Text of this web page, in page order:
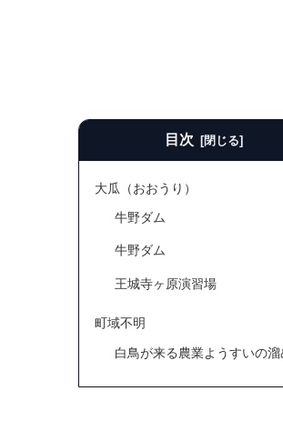
目次
大瓜（おおうり）
牛野ダム
牛野ダム
王城寺ヶ原演習場
町域不明
白鳥が来る農業ようすいの溜